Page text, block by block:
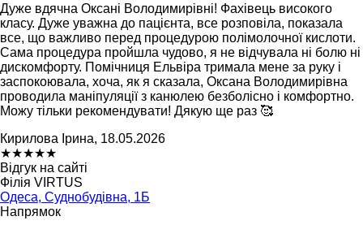
Дуже вдячна Оксані Володимирівні! Фахівець високого
класу. Дуже уважна до пацієнта, все розповіла, показала
все, що важливо перед процедурою полімолочної кислоти.
Сама процедура пройшла чудово, я не відчувала ні болю ні
дискомфорту. Помічниця Ельвіра тримала мене за руку і
заспокоювала, хоча, як я сказала, Оксана Володимирівна
проводила маніпуляції з канюлею безболісно і комфортно.
Можу тільки рекомендувати! Дякую ще раз 🥰
Кирилова Ірина, 18.05.2026
★★★★★
Відгук на сайті
Філія VIRTUS
Одеса, Суднобудівна, 1Б
Напрямок